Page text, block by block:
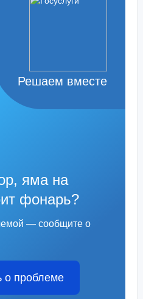
Решаем вместе
яма на
фонарь?
— сообщите о
о проблеме